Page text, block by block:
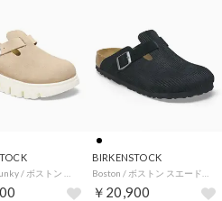
BIRKENSTOCK
￥20,900